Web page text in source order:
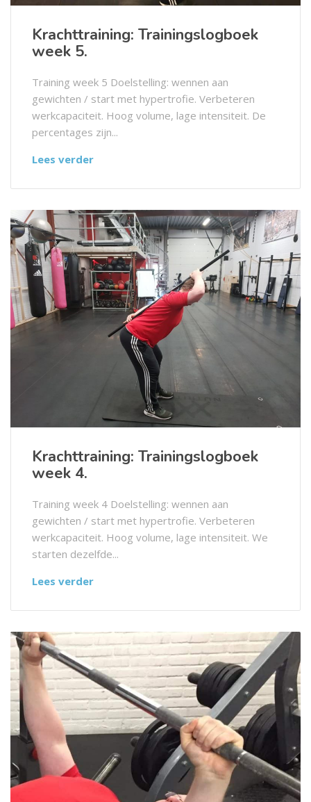
Krachttraining: Trainingslogboek
week 5.
Training week 5 Doelstelling: wennen aan
gewichten / start met hypertrofie. Verbeteren
werkcapaciteit. Hoog volume, lage intensiteit. De
percentages zijn...
Lees verder
Krachttraining: Trainingslogboek
week 4.
Training week 4 Doelstelling: wennen aan
gewichten / start met hypertrofie. Verbeteren
werkcapaciteit. Hoog volume, lage intensiteit. We
starten dezelfde...
Lees verder